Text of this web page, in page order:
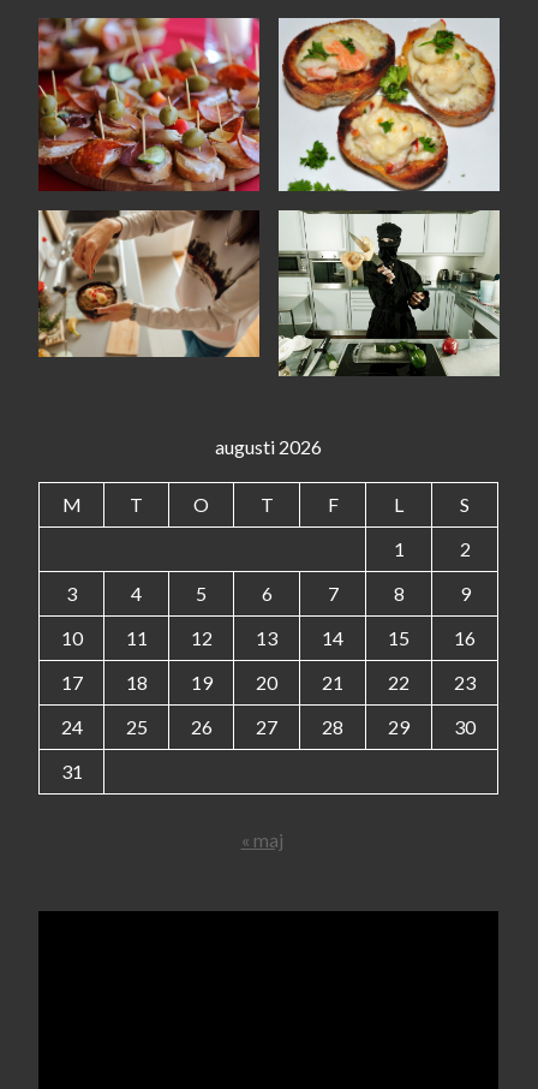
augusti 2026
M T O T F L
S
1
2
3
4 5 6 7 8
9
10
11 12 13 14 15
16
17
18 19 20 21 22
23
24
25 26 27 28 29
30
31
« maj